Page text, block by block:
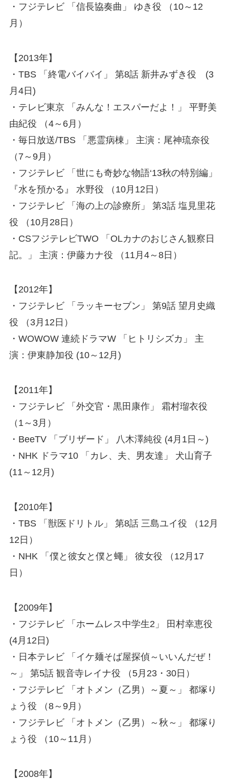
・フジテレビ 「信長協奏曲」 ゆき役 （10～12
月）
【2013年】
・TBS 「終電バイバイ」 第8話 新井みずき役 (3
月4日)
・テレビ東京 「みんな！エスパーだよ！」 平野美
由紀役 （4～6月）
・毎日放送/TBS 「悪霊病棟」 主演：尾神琉奈役
（7～9月）
・フジテレビ 「世にも奇妙な物語‘13秋の特別編」
『水を預かる』 水野役 （10月12日）
・フジテレビ 「海の上の診療所」 第3話 塩見里花
役 （10月28日）
・CSフジテレビTWO 「OLカナのおじさん観察日
記。」 主演：伊藤カナ役 （11月4～8日）
【2012年】
・フジテレビ 「ラッキーセブン」 第9話 望月史織
役 （3月12日）
・WOWOW 連続ドラマW 「ヒトリシズカ」 主
演：伊東静加役 (10～12月)
【2011年】
・フジテレビ 「外交官・黒田康作」 霜村瑠衣役
（1～3月）
・BeeTV 「ブリザード」 八木澤純役 (4月1日～)
・NHK ドラマ10 「カレ、夫、男友達」 犬山育子
(11～12月)
【2010年】
・TBS 「獣医ドリトル」 第8話 三島ユイ役 （12月
12日）
・NHK 「僕と彼女と僕と蠅」 彼女役 （12月17
日）
【2009年】
・フジテレビ 「ホームレス中学生2」 田村幸恵役
(4月12日)
・日本テレビ 「イケ麺そば屋探偵～いいんだぜ！
～」 第5話 観音寺レイナ役 （5月23・30日）
・フジテレビ 「オトメン（乙男）～夏～」 都塚り
ょう役 （8～9月）
・フジテレビ 「オトメン（乙男）～秋～」 都塚り
ょう役 （10～11月）
【2008年】